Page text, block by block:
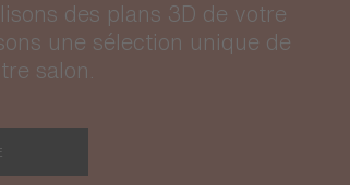
des plans 3D de votre
une sélection unique de
salon.